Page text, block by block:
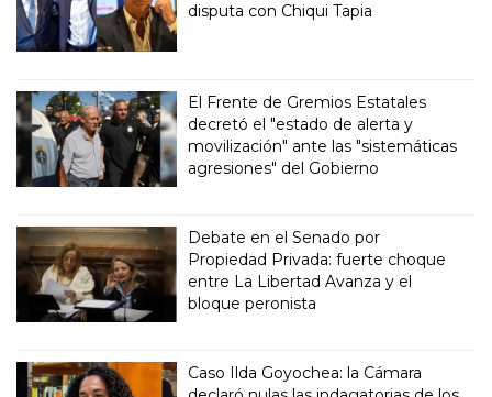
disputa con Chiqui Tapia
El Frente de Gremios Estatales
decretó el "estado de alerta y
movilización" ante las "sistemáticas
agresiones" del Gobierno
Debate en el Senado por
Propiedad Privada: fuerte choque
entre La Libertad Avanza y el
bloque peronista
Caso Ilda Goyochea: la Cámara